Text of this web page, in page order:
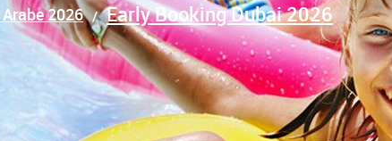
2026 Early Booking Dubai 2026